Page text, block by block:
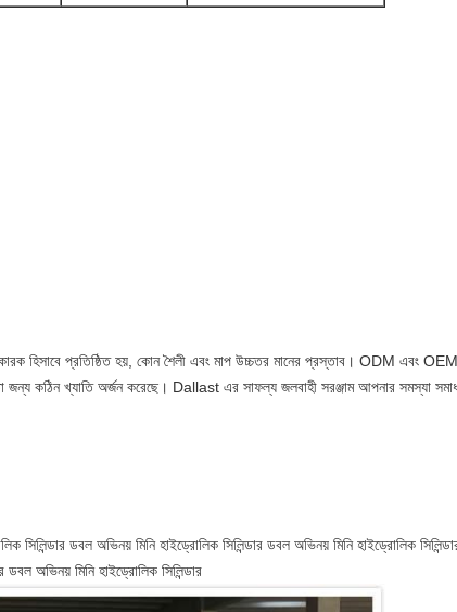
হিসাবে প্রতিষ্ঠিত হয়, কোন শৈলী এবং মাপ উচ্চতর মানের প্রস্তাব। ODM এবং
জন্য কঠিন খ্যাতি অর্জন করেছে। Dallast এর সাফল্য জলবাহী সরঞ্জাম আপনার সমস্যা
সিলিন্ডার ডবল অভিনয় মিনি হাইড্রোলিক সিলিন্ডার ডবল অভিনয় মিনি হাইড্রোলিক
ডবল অভিনয় মিনি হাইড্রোলিক সিলিন্ডার